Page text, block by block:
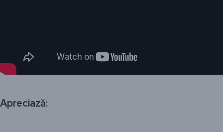
Apreciază: